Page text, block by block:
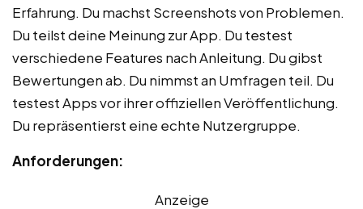
Erfahrung. Du machst Screenshots von Problemen.
Du teilst deine Meinung zur App. Du testest
verschiedene Features nach Anleitung. Du gibst
Bewertungen ab. Du nimmst an Umfragen teil. Du
testest Apps vor ihrer offiziellen Veröffentlichung.
Du repräsentierst eine echte Nutzergruppe.
Anforderungen:
Anzeige